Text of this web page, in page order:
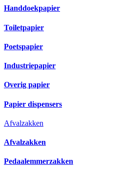
Handdoekpapier
Toiletpapier
Poetspapier
Industriepapier
Overig papier
Papier dispensers
Afvalzakken
Afvalzakken
Pedaalemmerzakken